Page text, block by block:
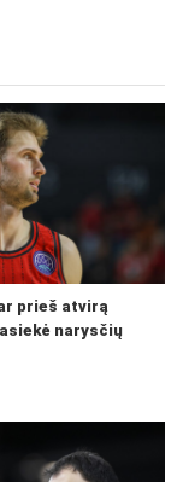
prieš atvirą
narysčių